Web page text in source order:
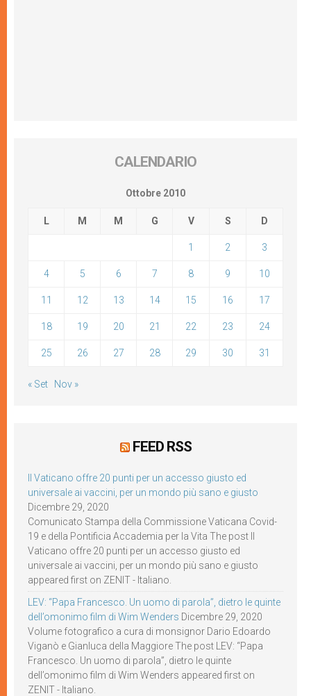
CALENDARIO
Ottobre 2010
L M M G V S D
1 2 3
4 5 6 7 8 9 10
11 12 13 14 15 16 17
18 19 20 21 22 23 24
25 26 27 28 29 30 31
« Set Nov »
FEED RSS
Il Vaticano offre 20 punti per un accesso giusto ed
universale ai vaccini, per un mondo più sano e giusto
Dicembre 29, 2020
Comunicato Stampa della Commissione Vaticana Covid-
19 e della Pontificia Accademia per la Vita The post Il
Vaticano offre 20 punti per un accesso giusto ed
universale ai vaccini, per un mondo più sano e giusto
appeared first on ZENIT - Italiano.
LEV: “Papa Francesco. Un uomo di parola”, dietro le quinte
dell’omonimo film di Wim Wenders Dicembre 29, 2020
Volume fotografico a cura di monsignor Dario Edoardo
Viganò e Gianluca della Maggiore The post LEV: “Papa
Francesco. Un uomo di parola”, dietro le quinte
dell’omonimo film di Wim Wenders appeared first on
ZENIT - Italiano.